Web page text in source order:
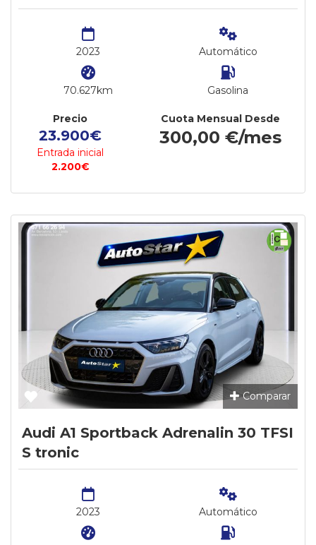
2023
70.627km
Automático
Gasolina
Precio
23.900€
Entrada inicial
2.200€
Cuota Mensual Desde
300,00 €/mes
Comparar
Audi A1 Sportback Adrenalin 30 TFSI
S tronic
2023 Automático